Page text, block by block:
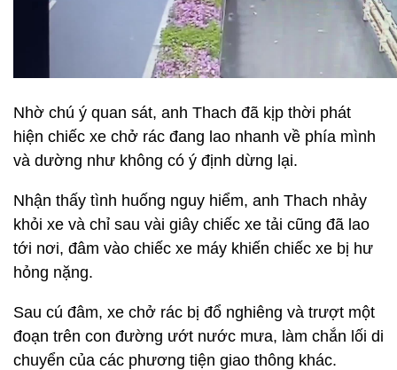
Nhờ chú ý quan sát, anh Thach đã kịp thời phát
hiện chiếc xe chở rác đang lao nhanh về phía mình
và dường như không có ý định dừng lại.
Nhận thấy tình huống nguy hiểm, anh Thach nhảy
khỏi xe và chỉ sau vài giây chiếc xe tải cũng đã lao
tới nơi, đâm vào chiếc xe máy khiến chiếc xe bị hư
hỏng nặng.
Sau cú đâm, xe chở rác bị đổ nghiêng và trượt một
đoạn trên con đường ướt nước mưa, làm chắn lối di
chuyển của các phương tiện giao thông khác.